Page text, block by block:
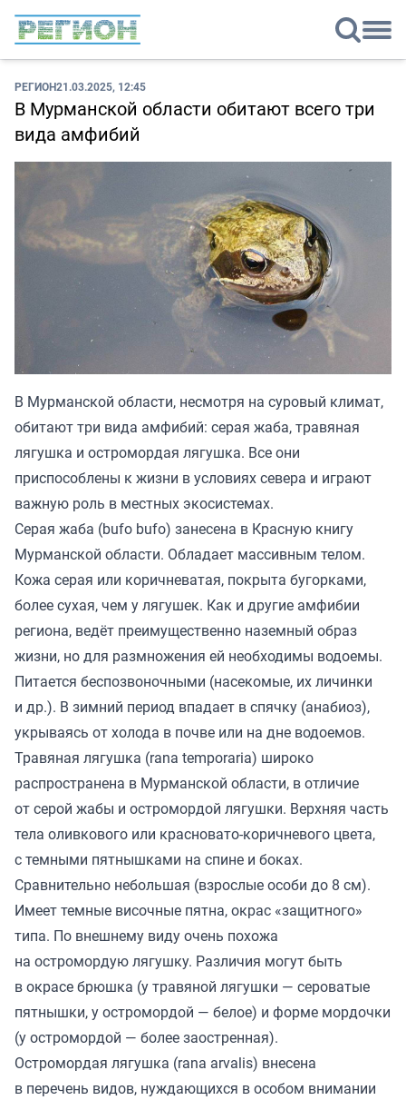
РЕГИОН21.03.2025, 12:45
В Мурманской области обитают всего три
вида амфибий
В Мурманской области, несмотря на суровый климат,
обитают три вида амфибий: серая жаба, травяная
лягушка и остромордая лягушка. Все они
приспособлены к жизни в условиях севера и играют
важную роль в местных экосистемах.
Серая жаба (bufo bufo) занесена в Красную книгу
Мурманской области. Обладает массивным телом.
Кожа серая или коричневатая, покрыта бугорками,
более сухая, чем у лягушек. Как и другие амфибии
региона, ведёт преимущественно наземный образ
жизни, но для размножения ей необходимы водоемы.
Питается беспозвоночными (насекомые, их личинки
и др.). В зимний период впадает в спячку (анабиоз),
укрываясь от холода в почве или на дне водоемов.
Травяная лягушка (rana temporaria) широко
распространена в Мурманской области, в отличие
от серой жабы и остромордой лягушки. Верхняя часть
тела оливкового или красновато-коричневого цвета,
с темными пятнышками на спине и боках.
Сравнительно небольшая (взрослые особи до 8 см).
Имеет темные височные пятна, окрас «защитного»
типа. По внешнему виду очень похожа
на остромордую лягушку. Различия могут быть
в окрасе брюшка (у травяной лягушки — сероватые
пятнышки, у остромордой — белое) и форме мордочки
(у остромордой — более заостренная).
Остромордая лягушка (rana arvalis) внесена
в перечень видов, нуждающихся в особом внимании